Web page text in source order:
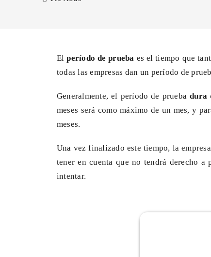
Elperíodo de prueba es el tiempo que
todas las empresas dan un período de
Generalmente, el período de pruebadura
meses será como máximo de un mes, y
meses.
Una vez finalizado este tiempo, la
tener en cuenta que no tendrá derecho a
intentar.